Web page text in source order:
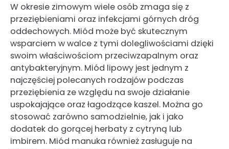
W okresie zimowym wiele osób zmaga się z
przeziębieniami oraz infekcjami górnych dróg
oddechowych. Miód może być skutecznym
wsparciem w walce z tymi dolegliwościami dzięki
swoim właściwościom przeciwzapalnym oraz
antybakteryjnym. Miód lipowy jest jednym z
najczęściej polecanych rodzajów podczas
przeziębienia ze względu na swoje działanie
uspokajające oraz łagodzące kaszel. Można go
stosować zarówno samodzielnie, jak i jako
dodatek do gorącej herbaty z cytryną lub
imbirem. Miód manuka również zasługuje na